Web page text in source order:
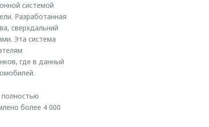
системой
Разработанная
сверхдальний
Эта система
где в данный
полностью
более 4 000